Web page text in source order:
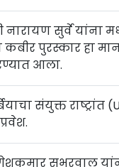
नारायण सुर्वे यांना
पुरस्कार हा
आला.
संयुक्त राष्ट्रांत
सभरवाल